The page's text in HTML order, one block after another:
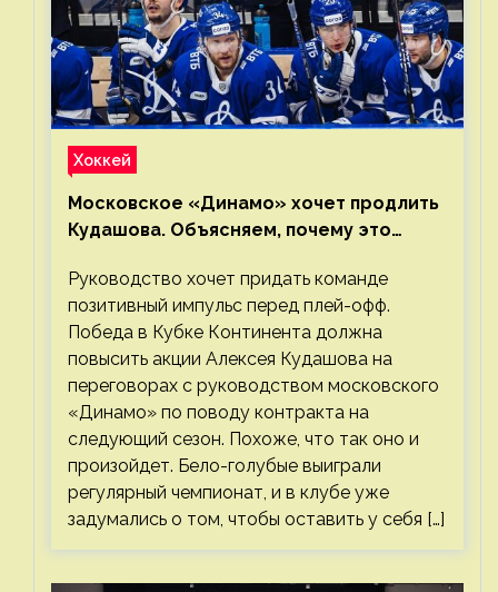
Хоккей
Московское «Динамо» хочет продлить
Кудашова. Объясняем, почему это
Руководство хочет придать команде
позитивный импульс перед плей-офф.
Победа в Кубке Континента должна
повысить акции Алексея Кудашова на
переговорах с руководством московского
«Динамо» по поводу контракта на
следующий сезон. Похоже, что так оно и
произойдет. Бело-голубые выиграли
регулярный чемпионат, и в клубе уже
задумались о том, чтобы оставить у себя […]